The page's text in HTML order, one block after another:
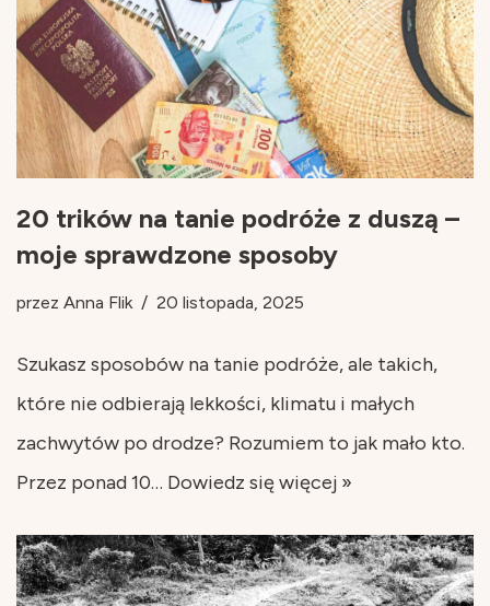
20 trików na tanie podróże z duszą –
moje sprawdzone sposoby
przez Anna Flik 20 listopada, 2025
Szukasz sposobów na tanie podróże, ale takich,
które nie odbierają lekkości, klimatu i małych
zachwytów po drodze? Rozumiem to jak mało kto.
Przez ponad 10… Dowiedz się więcej »